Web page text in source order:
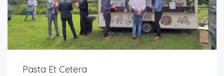
Pasta Et Cetera